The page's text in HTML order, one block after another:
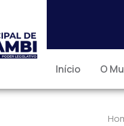
Início O